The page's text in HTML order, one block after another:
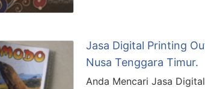
Jasa Digital Printing
Nusa Tenggara Timur.
Anda Mencari Jasa